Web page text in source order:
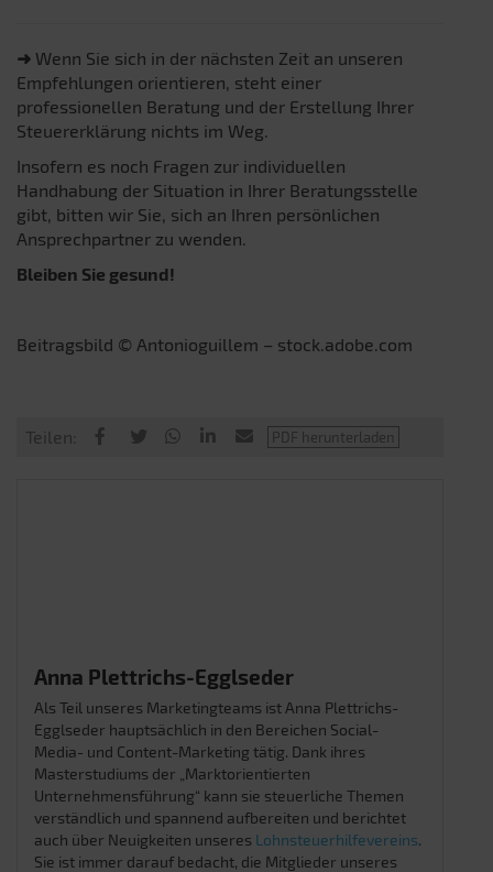
➜ Wenn Sie sich in der nächsten Zeit an unseren
Empfehlungen orientieren, steht einer
professionellen Beratung und der Erstellung Ihrer
Steuererklärung nichts im Weg.
Insofern es noch Fragen zur individuellen
Handhabung der Situation in Ihrer Beratungsstelle
gibt, bitten wir Sie, sich an Ihren persönlichen
Ansprechpartner zu wenden.
Bleiben Sie gesund!
Beitragsbild © Antonioguillem – stock.adobe.com
Teilen:
Anna Plettrichs-Egglseder
Als Teil unseres Marketingteams ist Anna Plettrichs-
Egglseder hauptsächlich in den Bereichen Social-
Media- und Content-Marketing tätig. Dank ihres
Masterstudiums der „Marktorientierten
Unternehmensführung“ kann sie steuerliche Themen
verständlich und spannend aufbereiten und berichtet
auch über Neuigkeiten unseres Lohnsteuerhilfevereins.
Sie ist immer darauf bedacht, die Mitglieder unseres